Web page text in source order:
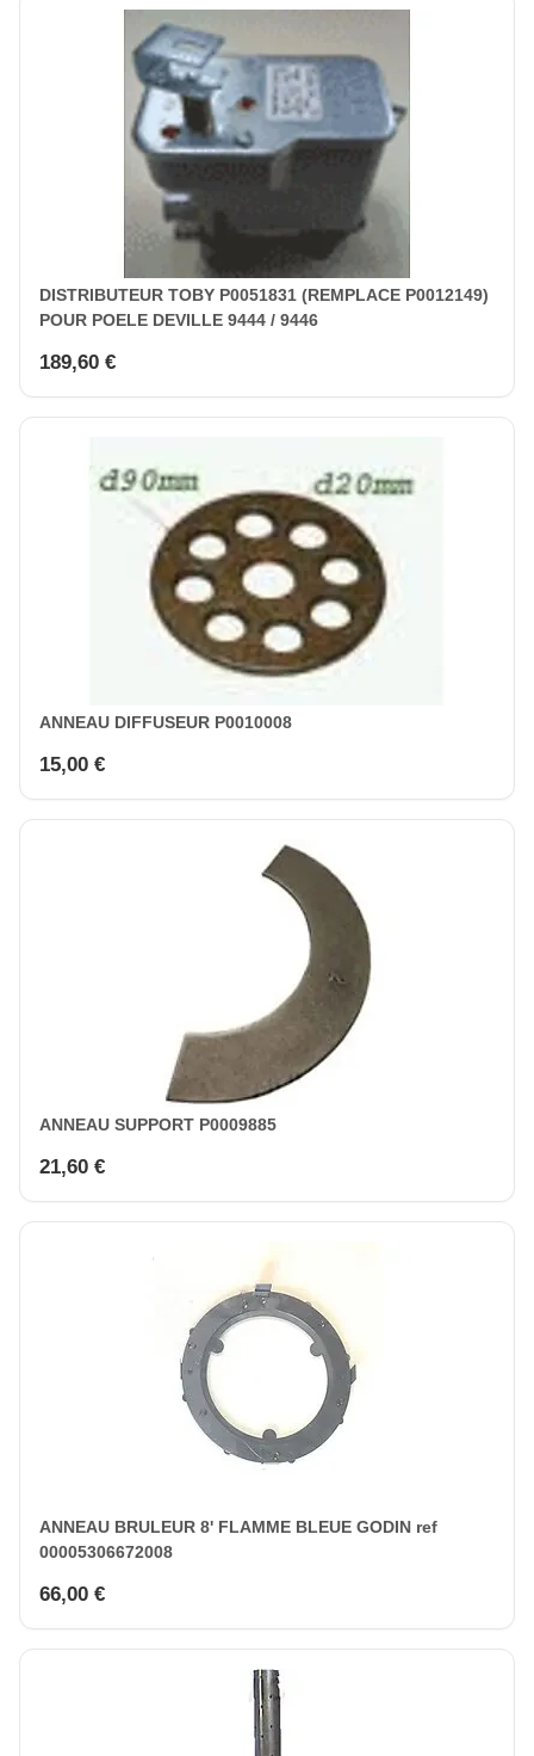
DISTRIBUTEUR TOBY P0051831 (REMPLACE P0012149)
POUR POELE DEVILLE 9444 / 9446
189,60 €
ANNEAU DIFFUSEUR P0010008
15,00 €
ANNEAU SUPPORT P0009885
21,60 €
ANNEAU BRULEUR 8' FLAMME BLEUE GODIN ref
00005306672008
66,00 €